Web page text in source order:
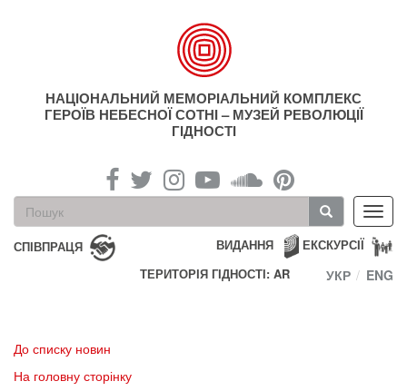
НАЦІОНАЛЬНИЙ МЕМОРІАЛЬНИЙ КОМПЛЕКС
ГЕРОЇВ НЕБЕСНОЇ СОТНІ – МУЗЕЙ РЕВОЛЮЦІЇ
ГІДНОСТІ
Пошукова
форма
Пошук
СПІВПРАЦЯ ЕКСКУРСІЇ
ВИДАННЯ
ТЕРИТОРІЯ ГІДНОСТІ: AR
УКР ENG
До списку новин
На головну сторінку